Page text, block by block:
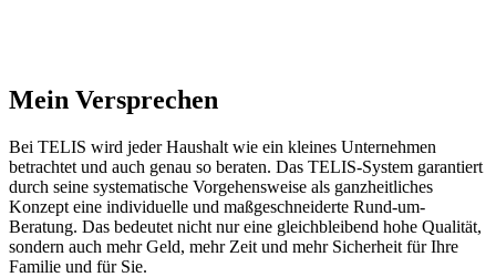
Mein Versprechen
Bei TELIS wird jeder Haushalt wie ein kleines Unternehmen
betrachtet und auch genau so beraten. Das TELIS-System garantiert
durch seine systematische Vorgehensweise als ganzheitliches
Konzept eine individuelle und maßgeschneiderte Rund-um-
Beratung. Das bedeutet nicht nur eine gleichbleibend hohe Qualität,
sondern auch mehr Geld, mehr Zeit und mehr Sicherheit für Ihre
Familie und für Sie.